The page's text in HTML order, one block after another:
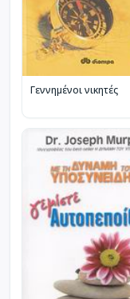
Γεννημένοι νικητές